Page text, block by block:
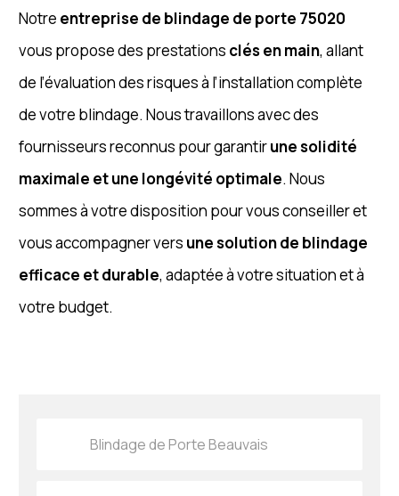
Notre entreprise de blindage de porte 75020
vous propose des prestations clés en main, allant
de l’évaluation des risques à l’installation complète
de votre blindage. Nous travaillons avec des
fournisseurs reconnus pour garantirune solidité
maximale et une longévité optimale. Nous
sommes à votre disposition pour vous conseiller et
vous accompagner vers une solution de blindage
efficace et durable, adaptée à votre situation et à
votre budget.
Blindage de Porte Beauvais